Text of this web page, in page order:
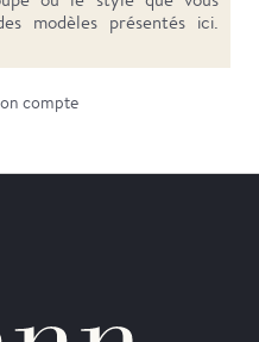
modèles présentés ici.
compte